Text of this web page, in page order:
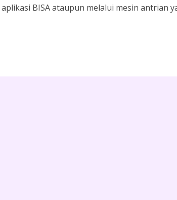
BISA ataupun melalui mesin antrian